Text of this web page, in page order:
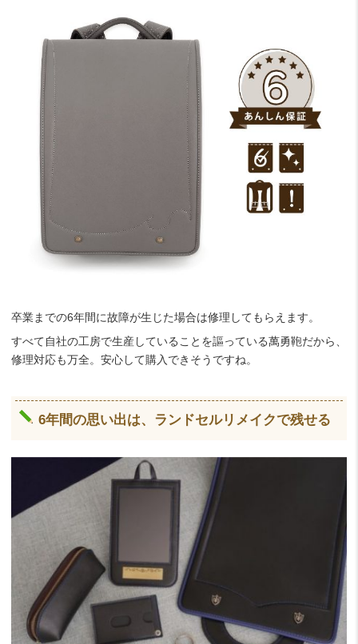
卒業までの6年間に故障が生じた場合は修理してもらえます。
すべて自社の工房で生産していることを謳っている萬勇鞄だから、
修理対応も万全。安心して購入できそうですね。
6年間の思い出は、ランドセルリメイクで残せる